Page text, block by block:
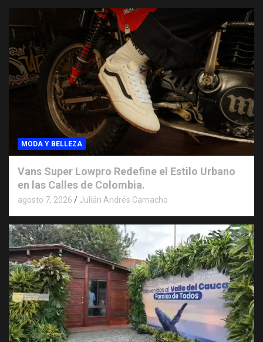
MODA Y BELLEZA
Vans Super Lowpro Redefine el Estilo Urbano
en las Calles de Colombia.
agosto 7, 2026 Julián Andrés Camacho